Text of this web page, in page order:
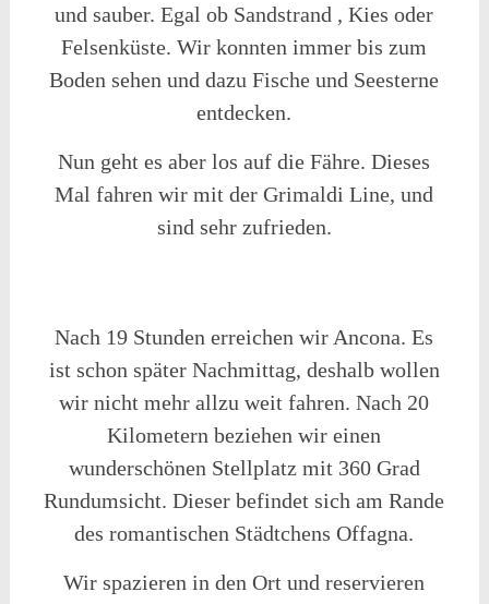
und sauber. Egal ob Sandstrand , Kies oder
Felsenküste. Wir konnten immer bis zum
Boden sehen und dazu Fische und Seesterne
entdecken.
Nun geht es aber los auf die Fähre. Dieses
Mal fahren wir mit der Grimaldi Line, und
sind sehr zufrieden.
Nach 19 Stunden erreichen wir Ancona. Es
ist schon später Nachmittag, deshalb wollen
wir nicht mehr allzu weit fahren. Nach 20
Kilometern beziehen wir einen
wunderschönen Stellplatz mit 360 Grad
Rundumsicht. Dieser befindet sich am Rande
des romantischen Städtchens Offagna.
Wir spazieren in den Ort und reservieren